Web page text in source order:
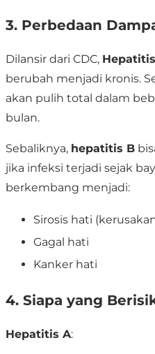
3. Perbedaan
Dilansir dari CDC,
berubah menjadi kronis.
akan pulih total dalam
bulan.
Sebaliknya, hepatitis B
jika infeksi terjadi sejak
berkembang menjadi:
Sirosis hati
Gagal hati
Kanker hati
4. Siapa yang
Hepatitis A: